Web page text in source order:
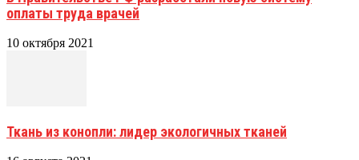
оплаты труда врачей
10 октября 2021
Ткань из конопли: лидер экологичных тканей